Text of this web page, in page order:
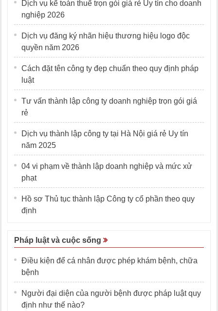
Dịch vụ kế toán thuế trọn gói giá rẻ Uy tín cho doanh
nghiệp 2026
Dịch vụ đăng ký nhãn hiệu thương hiệu logo độc
quyền năm 2026
Cách đặt tên công ty đẹp chuẩn theo quy định pháp
luật
Tư vấn thành lập công ty doanh nghiệp trọn gói giá
rẻ
Dịch vụ thành lập công ty tại Hà Nội giá rẻ Uy tín
năm 2025
04 vi phạm về thành lập doanh nghiệp và mức xử
phạt
Hồ sơ Thủ tục thành lập Công ty cổ phần theo quy
định
Pháp luật và cuộc sống
Điều kiện để cá nhân được phép khám bệnh, chữa
bệnh
Người đại diện của người bệnh được pháp luật quy
định như thế nào?